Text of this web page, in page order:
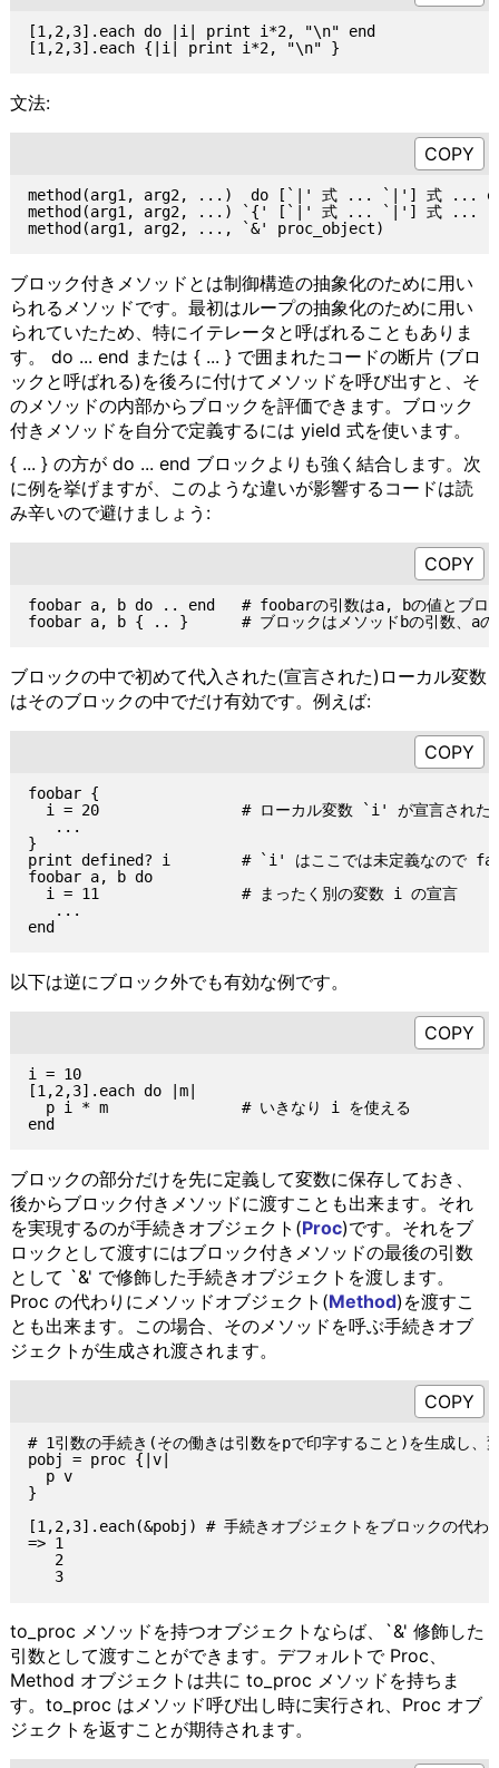
[1,2,3].each do |i| print i*2, "\n" end
文法:
method(arg1, arg2, ...)  do [`|' 式 ... `|'] 式 ...
method(arg1, arg2, ...) `{' [`|' 式 ... `|'] 式 ...
ブロック付きメソッドとは制御構造の抽象化のために用い
られるメソッドです。最初はループの抽象化のために用い
られていたため、特にイテレータと呼ばれることもありま
す。 do ... end または { ... } で囲まれたコードの断片 (ブロ
ックと呼ばれる)を後ろに付けてメソッドを呼び出すと、そ
のメソッドの内部からブロックを評価できます。ブロック
付きメソッドを自分で定義するには yield 式を使います。
{ ... } の方が do ... end ブロックよりも強く結合します。次
に例を挙げますが、このような違いが影響するコードは読
み辛いので避けましょう:
foobar a, b do .. end   # foobarの引数はa, bの値とブロ
ブロックの中で初めて代入された(宣言された)ローカル変数
はそのブロックの中でだけ有効です。例えば:
foobar {
  i = 20                # ローカル変数 `i' が宣言された
   ...
}
print defined? i        # `i' はここでは未定義なので
foobar a, b do
  i = 11                # まったく別の変数 i の宣言
   ...
以下は逆にブロック外でも有効な例です。
i = 10
[1,2,3].each do |m|
  p i * m               # いきなり i を使える
ブロックの部分だけを先に定義して変数に保存しておき、
後からブロック付きメソッドに渡すことも出来ます。それ
を実現するのが手続きオブジェクト(Proc)です。それをブ
ロックとして渡すにはブロック付きメソッドの最後の引数
として `&' で修飾した手続きオブジェクトを渡します。
Proc の代わりにメソッドオブジェクト(Method)を渡すこ
とも出来ます。この場合、そのメソッドを呼ぶ手続きオブ
ジェクトが生成され渡されます。
# 1引数の手続き(その働きは引数をpで印字すること)を生成し、
pobj = proc {|v|
  p v
}
[1,2,3].each(&pobj) # 手続きオブジェクトをブロックの代わ
=> 1
   2
   3
to_proc メソッドを持つオブジェクトならば、`&' 修飾した
引数として渡すことができます。デフォルトで Proc、
Method オブジェクトは共に to_proc メソッドを持ちま
す。to_proc はメソッド呼び出し時に実行され、Proc オブ
ジェクトを返すことが期待されます。